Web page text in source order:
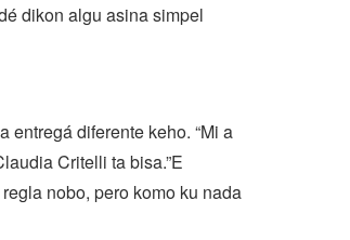
dikon algu asina simpel
diferente keho. “Mi a
Critelli ta bisa.”E
nobo, pero komo ku nada